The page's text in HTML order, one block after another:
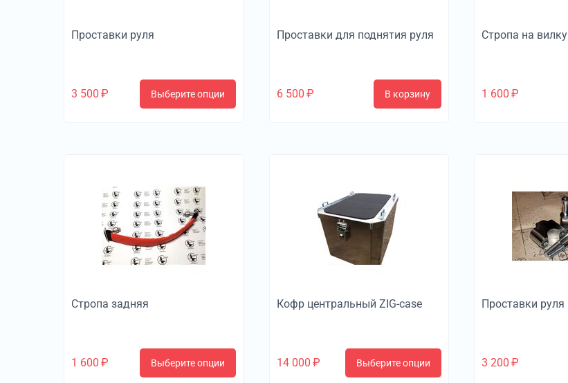
Проставки руля
3 500 ₽ Выберите опции
Проставки для поднятия руля
6 500 ₽ В корзину
Стропа на вилку
1 600 ₽
Стропа задняя
1 600 ₽ Выберите опции
Кофр центральный ZIG-case
14 000 ₽ Выберите опции
Проставки руля
3 200 ₽